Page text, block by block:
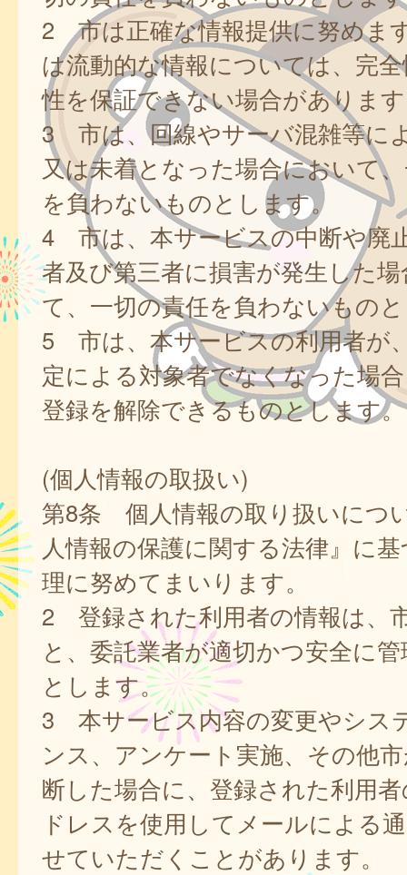
2 市は正確な情報提供に努めま
は流動的な情報については、完
性を保証できない場合がありま
3 市は、回線やサーバ混雑等に
又は未着となった場合において
を負わないものとします。
4 市は、本サービスの中断や廃
者及び第三者に損害が発生した
て、一切の責任を負わないもの
5 市は、本サービスの利用者が
定による対象者でなくなった場
登録を解除できるものとします。
(個人情報の取扱い)
第8条 個人情報の取り扱いにつ
人情報の保護に関する法律』に
理に努めてまいります。
2 登録された利用者の情報は、
と、委託業者が適切かつ安全に
とします。
3 本サービス内容の変更やシス
ンス、アンケート実施、その他
断した場合に、登録された利用
ドレスを使用してメールによる
せていただくことがあります。